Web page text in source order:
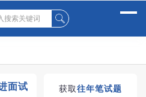
面试
湖南教师招聘考试优
获取往年笔试题